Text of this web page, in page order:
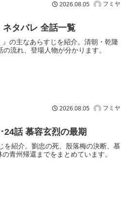
2026.08.05 フミヤ
タバレ 全話一覧
の主なあらすじを紹介。清朝・乾隆
流れ、登場人物が分かります。
2026.08.05 フミヤ
24話 慕容玄烈の最期
を紹介。劉忠の死、殷落梅の決断、慕
青州帰還までをまとめています。